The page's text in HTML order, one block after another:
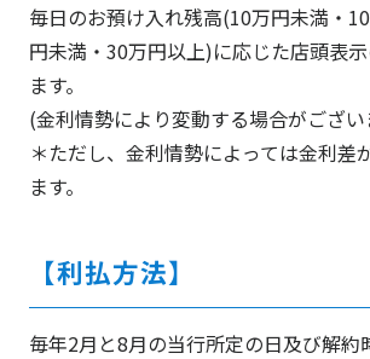
毎日のお預け入れ残高(10万円未満・
円未満・30万円以上)に応じた店頭表
ます。
(金利情勢により変動する場合がござい
＊ただし、金利情勢によっては金利差
ます。
【利払方法】
毎年2月と8月の当行所定の日及び解約